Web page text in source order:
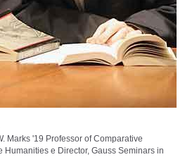
Marks '19 Professor of Comparative
Humanities e Director, Gauss Seminars in